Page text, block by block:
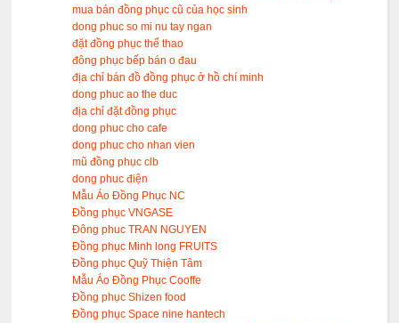
mua bán đồng phục cũ của học sinh
dong phuc so mi nu tay ngan
đặt đồng phục thể thao
đông phục bếp bán o đau
địa chỉ bán đồ đồng phục ở hồ chí minh
dong phuc ao the duc
địa chỉ đặt đồng phục
dong phuc cho cafe
dong phuc cho nhan vien
mũ đồng phục clb
dong phuc điện
Mẫu Áo Đồng Phục NC
Đồng phục VNGASE
Đông phuc TRAN NGUYEN
Đồng phục Minh long FRUITS
Đồng phục Quỹ Thiện Tâm
Mẫu Áo Đồng Phục Cooffe
Đồng phục Shizen food
Đồng phục Space nine hantech